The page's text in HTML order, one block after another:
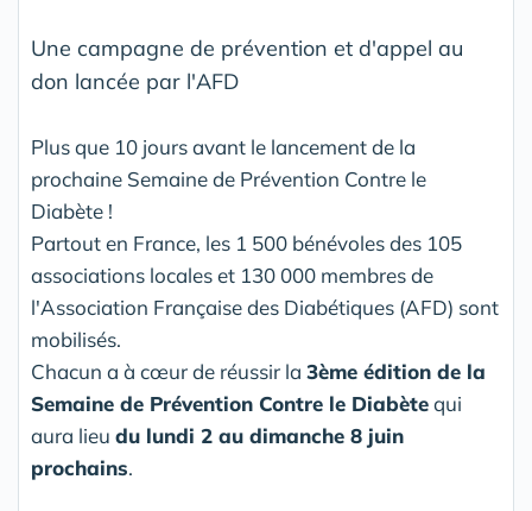
Une campagne de prévention et d'appel au
don lancée par l'AFD
Plus que 10 jours avant le lancement de la
prochaine Semaine de Prévention Contre le
Diabète !
Partout en France, les 1 500 bénévoles des 105
associations locales et 130 000 membres de
l'Association Française des Diabétiques (AFD) sont
mobilisés.
Chacun a à cœur de réussir la 3ème édition de la
Semaine de Prévention Contre le Diabètequi
aura lieu du lundi 2 au dimanche 8 juin
prochains.